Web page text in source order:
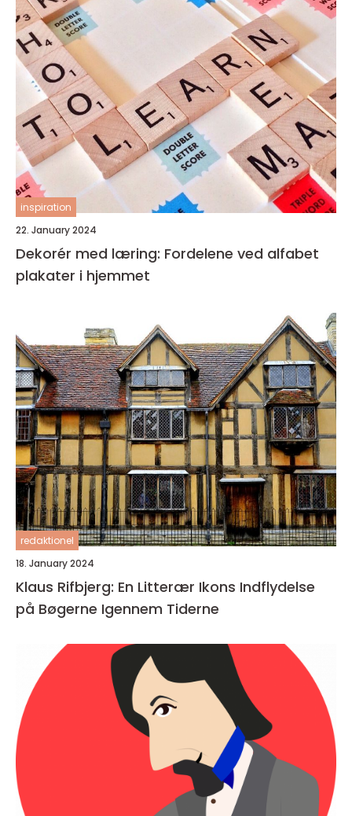
inspiration
22. January 2024
Dekorér med læring: Fordelene ved alfabet
plakater i hjemmet
redaktionel
18. January 2024
Klaus Rifbjerg: En Litterær Ikons Indflydelse
på Bøgerne Igennem Tiderne